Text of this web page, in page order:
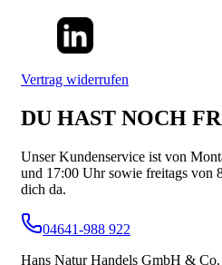
Vertrag widerrufen
DU HAST NOCH
Unser Kundenservice ist von
und 17:00 Uhr sowie freitags von
dich da.
04641-988 922
Hans Natur Handels GmbH & Co.